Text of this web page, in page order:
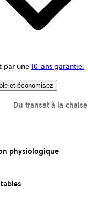
par une 10-ans garantie.
et économisez
Du transat à la chaise
physiologique